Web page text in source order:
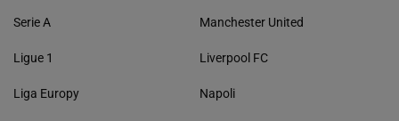
Serie A
Ligue 1
Liga Europy
Manchester United
Liverpool FC
Napoli